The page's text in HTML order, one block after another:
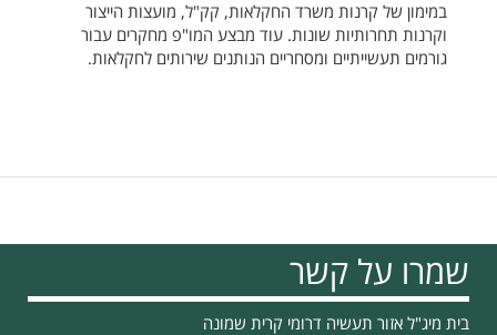
במימון של קרנות משרד החקלאות, קק"ל, מועצות הייצור
וקרנות תחרותיות שונות. עוד מבצע המו"פ מחקרים עבור
גורמים תעשייתיים ומסחריים הנותנים שירותים לחקלאות.
שמרו על קשר
בית מיג"ל אזור תעשיה דרומי קרית שמונה